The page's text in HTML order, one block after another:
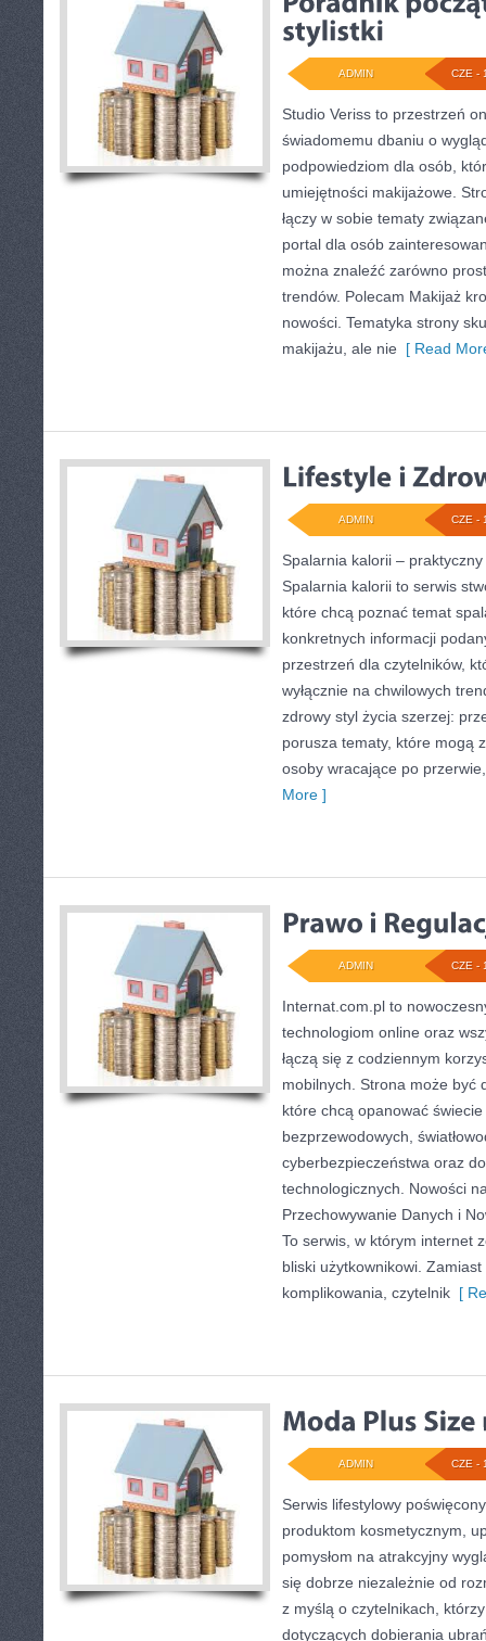
CZE -
ADMIN
Studio Veriss to przestrzeń
świadomemu dbaniu o
podpowiedziom dla osób,
umiejętności makijażowe.
łączy w sobie tematy
portal dla osób
można znaleźć zarówno
trendów. Polecam Makijaż
nowości. Tematyka strony
makijażu, ale nie [ Read
CZE -
ADMIN
Spalarnia kalorii –
Spalarnia kalorii to serwis
które chcą poznać temat
konkretnych informacji
przestrzeń dla czytelników,
wyłącznie na chwilowych
zdrowy styl życia szerzej:
porusza tematy, które mogą
osoby wracające po
More ]
CZE -
ADMIN
Internat.com.pl to
technologiom online oraz
łączą się z codziennym
mobilnych. Strona może być
które chcą opanować
bezprzewodowych,
cyberbezpieczeństwa oraz
technologicznych. Nowości
Przechowywanie Danych i
To serwis, w którym internet
bliski użytkownikowi.
komplikowania, czytelnik [
CZE -
ADMIN
Serwis lifestylowy
produktom kosmetycznym,
pomysłom na atrakcyjny
się dobrze niezależnie od
z myślą o czytelnikach,
dotyczących dobierania